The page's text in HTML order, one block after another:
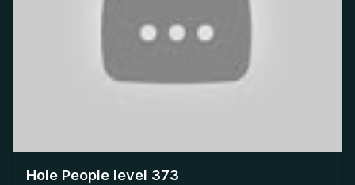
Hole People level 373